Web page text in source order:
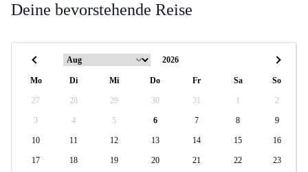
Deine bevorstehende Reise
Mo Di Mi Do Fr Sa So
27 28 29 30 31 1 2
3 4 5 6 7 8 9
10 11 12 13 14 15 16
17 18 19 20 21 22 23